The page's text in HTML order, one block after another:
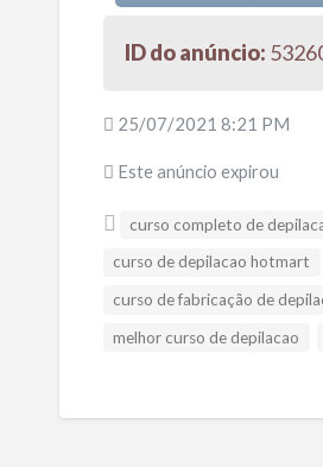
ID do anúncio:
25/07/2021 8:21 PM
Este anúncio expirou
curso completo de
curso de depilacao hotmart
curso de fabricação de
melhor curso de depilacao